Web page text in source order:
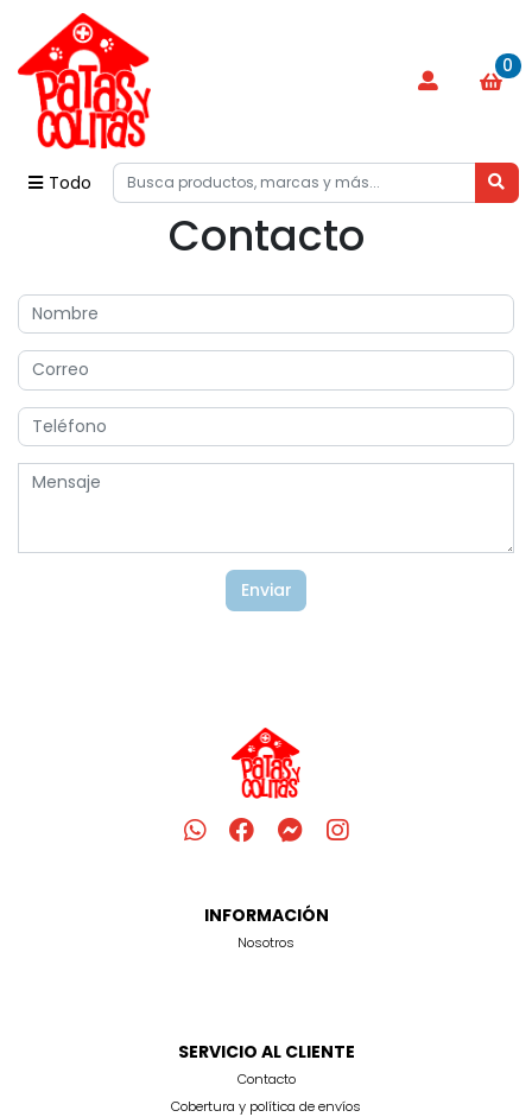
Todo
0
Contacto
Enviar
INFORMACIÓN
Nosotros
SERVICIO AL CLIENTE
Contacto
Cobertura y política de envíos